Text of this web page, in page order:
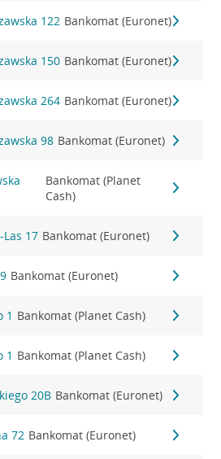
122 Bankomat (Euronet)
150 Bankomat (Euronet)
264 Bankomat (Euronet)
98 Bankomat (Euronet)
Bankomat (Planet
Cash)
Las 17 Bankomat (Euronet)
Bankomat (Euronet)
1 Bankomat (Planet Cash)
1 Bankomat (Planet Cash)
20B Bankomat (Euronet)
72 Bankomat (Euronet)